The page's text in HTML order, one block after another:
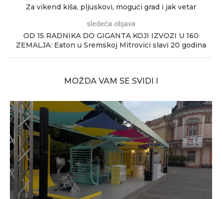
Za vikend kiša, pljuskovi, mogući grad i jak vetar
sledeća objava
OD 15 RADNIKA DO GIGANTA KOJI IZVOZI U 160
ZEMALJA: Eaton u Sremskoj Mitrovici slavi 20 godina
MOŽDA VAM SE SVIDI I